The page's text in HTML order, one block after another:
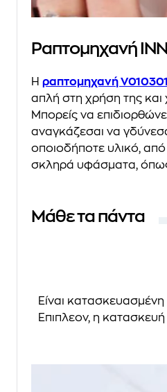
Ραπτομηχανή
Η ραπτομηχανή
απλή στη χρήση της και
Μπορείς να
αναγκάζεσαι να
οποιοδήποτε υλικό, από
σκληρά υφάσματα, όπως
Μάθε τα πάντα
Είναι
Επιπλεον, η κατασκευή